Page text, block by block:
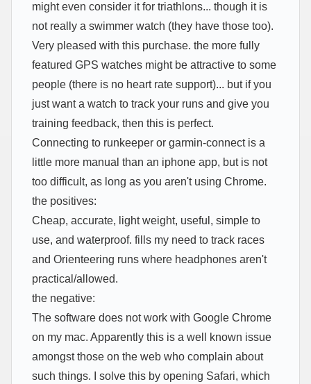
might even consider it for triathlons... though it is
not really a swimmer watch (they have those too).
Very pleased with this purchase. the more fully
featured GPS watches might be attractive to some
people (there is no heart rate support)... but if you
just want a watch to track your runs and give you
training feedback, then this is perfect.
Connecting to runkeeper or garmin-connect is a
little more manual than an iphone app, but is not
too difficult, as long as you aren't using Chrome.
the positives:
Cheap, accurate, light weight, useful, simple to
use, and waterproof. fills my need to track races
and Orienteering runs where headphones aren't
practical/allowed.
the negative:
The software does not work with Google Chrome
on my mac. Apparently this is a well known issue
amongst those on the web who complain about
such things. I solve this by opening Safari, which